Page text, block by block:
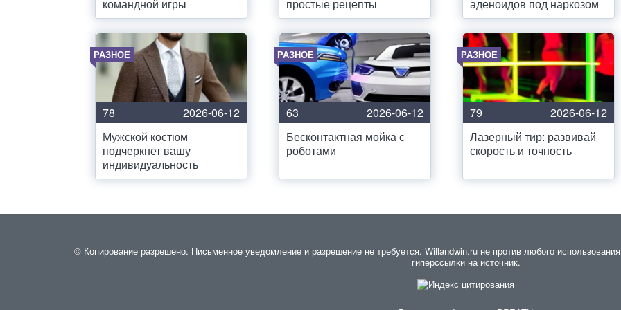
командной игры
простые рецепты
аденоидов под наркозом
РАЗНОЕ
78
2026-06-12
Мужской костюм
подчеркнет вашу
индивидуальность
РАЗНОЕ
63
2026-06-12
Бесконтактная мойка с
роботами
РАЗНОЕ
79
2026-06-12
Лазерный тир: развивай
скорость и точность
© Копирование разрешено. Письменное уведомление и разрешение не требуется. Willandwin.ru не против любого
гиперссылки на источник.